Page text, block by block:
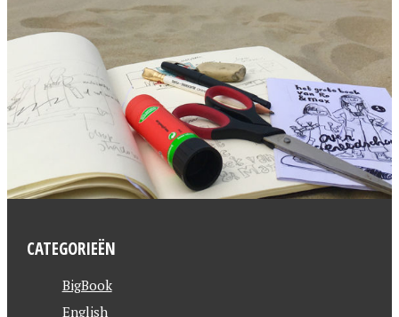
CATEGORIEËN
BigBook
English